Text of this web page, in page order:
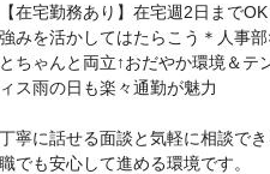
【在宅勤務あり】在宅週2日まで
強みを活かしてはたらこう＊人事
とちゃんと両立↑おだやか環境＆
ィス雨の日も楽々通勤が魅力
丁寧に話せる面談と気軽に相談で
職でも安心して進める環境です。